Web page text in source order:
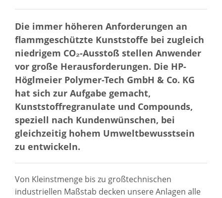
Die immer höheren Anforderungen an
flammgeschützte Kunststoffe bei zugleich
niedrigem CO₂-Ausstoß stellen Anwender
vor große Herausforderungen. Die HP-
Höglmeier Polymer-Tech GmbH & Co. KG
hat sich zur Aufgabe gemacht,
Kunststoffregranulate und Compounds,
speziell nach Kundenwünschen, bei
gleichzeitig hohem Umweltbewusstsein
zu entwickeln.
Von Kleinstmenge bis zu großtechnischen
industriellen Maßstab decken unsere Anlagen alle